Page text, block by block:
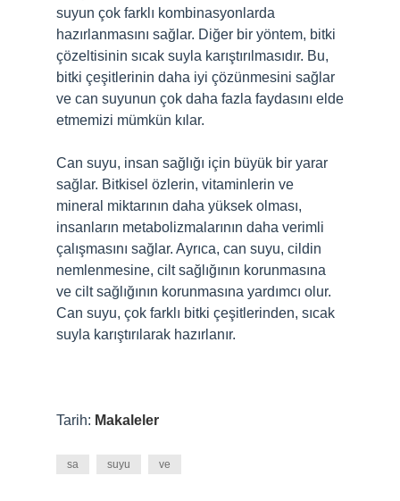
suyun çok farklı kombinasyonlarda
hazırlanmasını sağlar. Diğer bir yöntem, bitki
çözeltisinin sıcak suyla karıştırılmasıdır. Bu,
bitki çeşitlerinin daha iyi çözünmesini sağlar
ve can suyunun çok daha fazla faydasını elde
etmemizi mümkün kılar.
Can suyu, insan sağlığı için büyük bir yarar
sağlar. Bitkisel özlerin, vitaminlerin ve
mineral miktarının daha yüksek olması,
insanların metabolizmalarının daha verimli
çalışmasını sağlar. Ayrıca, can suyu, cildin
nemlenmesine, cilt sağlığının korunmasına
ve cilt sağlığının korunmasına yardımcı olur.
Can suyu, çok farklı bitki çeşitlerinden, sıcak
suyla karıştırılarak hazırlanır.
Tarih: Makaleler
sa suyu ve